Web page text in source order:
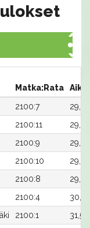
Matka:Rata
Aika
2100:7
29,3a
2100:11
29,3a
2100:9
29,5a
2100:10
29,6a
2100:8
29,7a
2100:4
30,6a
2100:1
31,5a